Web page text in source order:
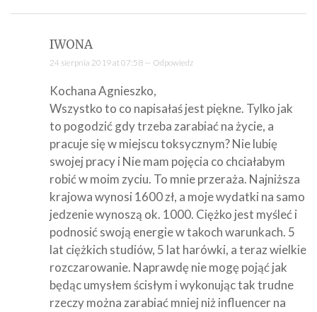
IWONA
24 sierpnia 2019 at 07:58 — Odpowiedz
Kochana Agnieszko,
Wszystko to co napisałaś jest piękne. Tylko jak
to pogodzić gdy trzeba zarabiać na życie, a
pracuje się w miejscu toksycznym? Nie lubię
swojej pracy i Nie mam pojęcia co chciałabym
robić w moim zyciu. To mnie przeraża. Najniższa
krajowa wynosi 1600 zł, a moje wydatki na samo
jedzenie wynoszą ok. 1000. Ciężko jest myśleć i
podnosić swoją energie w takoch warunkach. 5
lat ciężkich studiów, 5 lat harówki, a teraz wielkie
rozczarowanie. Naprawdę nie mogę pojąć jak
będąc umysłem ścisłym i wykonując tak trudne
rzeczy można zarabiać mniej niż influencer na